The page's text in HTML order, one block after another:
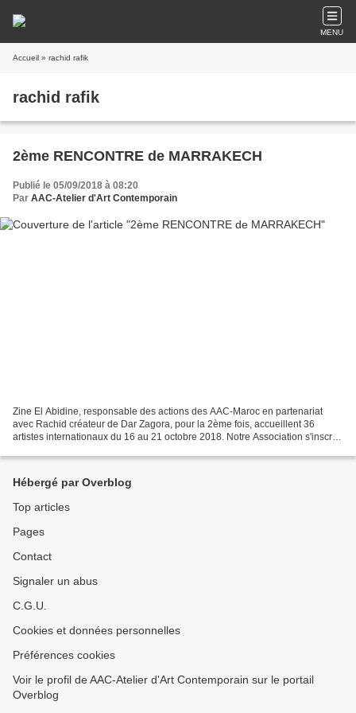
MENU
Accueil » rachid rafik
rachid rafik
2ème RENCONTRE de MARRAKECH
Publié le 05/09/2018 à 08:20
Par AAC-Atelier d'Art Contemporain
Zine El Abidine, responsable des actions des AAC-Maroc en partenariat
avec Rachid créateur de Dar Zagora, pour la 2ème fois, accueillent 36
artistes internationaux du 16 au 21 octobre 2018. Notre Association s'inscrit
Hébergé par Overblog
Top articles
Pages
Contact
Signaler un abus
C.G.U.
Cookies et données personnelles
Préférences cookies
Voir le profil de AAC-Atelier d'Art Contemporain sur le portail
Overblog